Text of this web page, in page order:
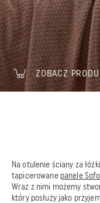
ZOBACZ
Na otulenie ściany za
tapicerowane panele
Wraz z nimi możemy
który posłuży jako